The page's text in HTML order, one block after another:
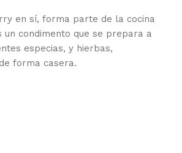
en sí, forma parte de la cocina
un condimento que se prepara a
especias, y hierbas,
forma casera.